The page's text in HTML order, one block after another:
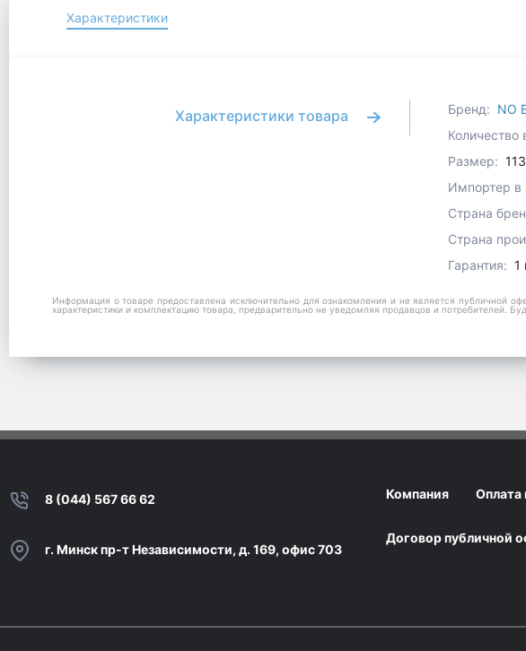
Характеристики
Характеристики товара Бренд: NO
Количество
Размер:
Импортер в
Страна
Страна
Гарантия: 1
Информация о товаре предоставлена исключительно для ознакомления и не является публичной
характеристики и комплектацию товара, предварительно не уведомляя продавцов и потребителей.
8 (044) 567 66 62
г. Минск пр-т Независимости, д. 169, офис 703
Компания Оплата
Договор публичной